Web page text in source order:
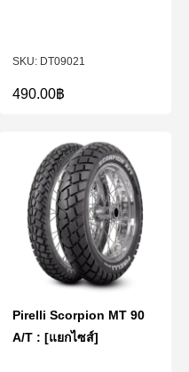
DT09021
490.00฿
Pirelli Scorpion MT 90
A/T : [แยกไซส์]